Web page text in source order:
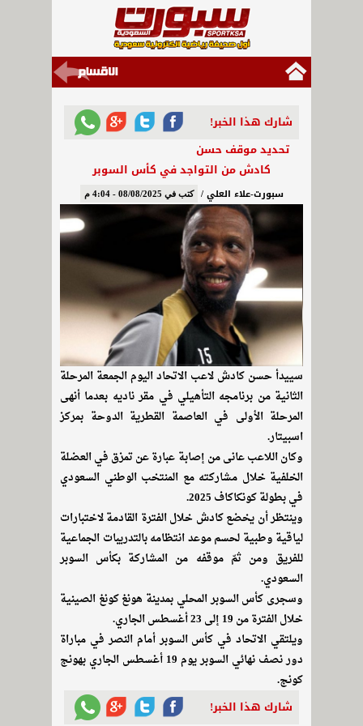
شارك هذا الخبر!
تحديد موقف حسن
كادش من التواجد في كأس السوبر
سبورت-علاء العلي / كتب في 08/08/2025 - 4:04 م
سييدأ حسن كادش لاعب الاتحاد اليوم الجمعة المرحلة
الثانية من برنامجه التأهيلي في مقر ناديه بعدما أنهى
المرحلة الأولى في العاصمة القطرية الدوحة بمركز
اسبيتار.
وكان اللاعب عانى من إصابة عبارة عن تمزق في العضلة
الخلفية خلال مشاركته مع المنتخب الوطني السعودي
في بطولة كونكاكاف 2025.
وينتظر أن يخضع كادش خلال الفترة القادمة لاختبارات
لياقية وطبية لحسم موعد انتظامه بالتدريبات الجماعية
للفريق ومن ثمّ موقفه من المشاركة بكأس السوبر
السعودي.
وسجرى كأس السوبر المحلي بمدينة هونغ كونغ الصينية
خلال الفترة من 19 إلى 23 أغسطس الجاري.
ويلتقي الاتحاد في كأس السوبر أمام النصر في مباراة
دور نصف نهائي السوبر يوم 19 أغسطس الجاري بهونج
كونج.
شارك هذا الخبر!